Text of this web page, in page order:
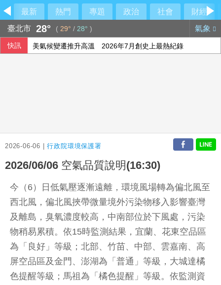
最新 熱門 專題 政治 社會
財經
臺北市 28° ( 29° / 28° ) 氣象
快訊 美氣候變遷推升高溫 2026年7月創史上最熱紀錄
2026-06-06 |行政院環境保護署
2026/06/06 空氣品質說明(16:30)
今（6）日低氣壓逐漸遠離，環境風場轉為偏北風至
西北風，偏北風挾帶微量境外污染物移入影響臺灣
及離島，臭氧濃度較高，中南部位於下風處，污染
物稍易累積。依15時監測結果，宜蘭、花東空品區
為「良好」等級；北部、竹苗、中部、雲嘉南、高
屏空品區及金門、澎湖為「普通」等級，大城達橘
色提醒等級；馬祖為「橘色提醒」等級。依監測資